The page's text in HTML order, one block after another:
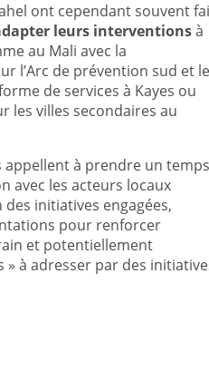
ont cependant souvent
leurs interventionsà
au Mali avec la
l’Arc de prévention sud et le
de services à Kayes ou
les villes secondaires au
appellent à prendre un temps
avec les acteurs locaux
initiatives engagées,
pour renforcer
et potentiellement
à adresser par des